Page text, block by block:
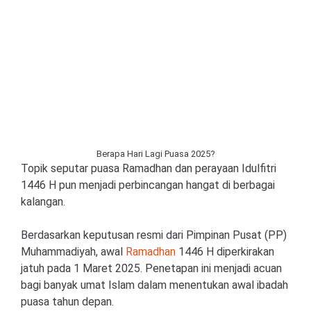
Berapa Hari Lagi Puasa 2025?
Topik seputar puasa Ramadhan dan perayaan Idulfitri
1446 H pun menjadi perbincangan hangat di berbagai
kalangan.
Berdasarkan keputusan resmi dari Pimpinan Pusat (PP)
Muhammadiyah, awal Ramadhan 1446 H diperkirakan
jatuh pada 1 Maret 2025. Penetapan ini menjadi acuan
bagi banyak umat Islam dalam menentukan awal ibadah
puasa tahun depan.